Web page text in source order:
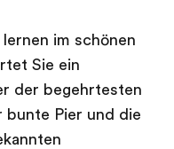
im schönen
Sie ein
der begehrtesten
bunte Pier und die